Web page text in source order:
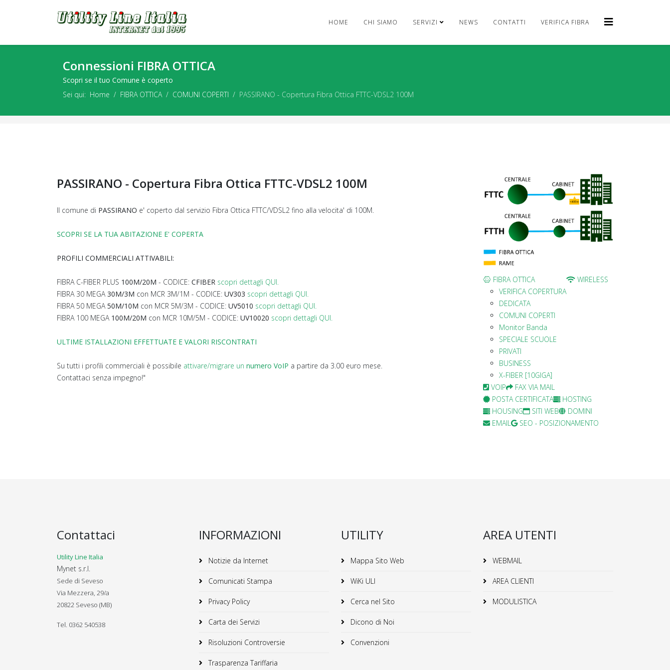
HOME CHI SIAMO SERVIZI NEWS CONTATTI VERIFICA FIBRA
Connessioni FIBRA OTTICA
Scopri se il tuo Comune è coperto
Sei qui: Home FIBRA OTTICA COMUNI COPERTI PASSIRANO - Copertura Fibra Ottica FTTC-VDSL2 100M
PASSIRANO - Copertura Fibra Ottica FTTC-VDSL2 100M
Il comune di PASSIRANO e' coperto dal servizio Fibra Ottica FTTC/VDSL2 fino alla velocita' di 100M.
SCOPRI SE LA TUA ABITAZIONE E' COPERTA
PROFILI COMMERCIALI ATTIVABILI:
FIBRA C-FIBER PLUS 100M/20M - CODICE: CFIBER scopri dettagli QUI.
FIBRA 30 MEGA30M/3M con MCR 3M/1M - CODICE: UV303 scopri dettagli QUI.
FIBRA 50 MEGA50M/10M con MCR 5M/3M - CODICE: UV5010 scopri dettagli QUI.
FIBRA 100 MEGA 100M/20M con MCR 10M/5M - CODICE: UV10020 scopri dettagli QUI.
ULTIME ISTALLAZIONI EFFETTUATE E VALORI RISCONTRATI
Su tutti i profili commerciali è possibile attivare/migrare un numero VoIP a partire da 3.00 euro mese.
Contattaci senza impegno!"
FIBRA OTTICA
VERIFICA COPERTURA
DEDICATA
COMUNI COPERTI
Monitor Banda
SPECIALE SCUOLE
PRIVATI
BUSINESS
X-FIBER [10GIGA]
WIRELESS
VOIP
FAX VIA MAIL
POSTA CERTIFICATA
HOSTING
HOUSING
SITI WEB
DOMINI
EMAIL
SEO - POSIZIONAMENTO
Contattaci
Utility Line Italia
Mynet s.r.l.
Sede di Seveso
Via Mezzera, 29/a
20822 Seveso (MB)
Tel. 0362 540538
INFORMAZIONI
Notizie da Internet
Comunicati Stampa
Privacy Policy
Carta dei Servizi
Risoluzioni Controversie
Trasparenza Tariffaria
UTILITY
Mappa Sito Web
WiKi ULI
Cerca nel Sito
Dicono di Noi
Convenzioni
AREA UTENTI
WEBMAIL
AREA CLIENTI
MODULISTICA